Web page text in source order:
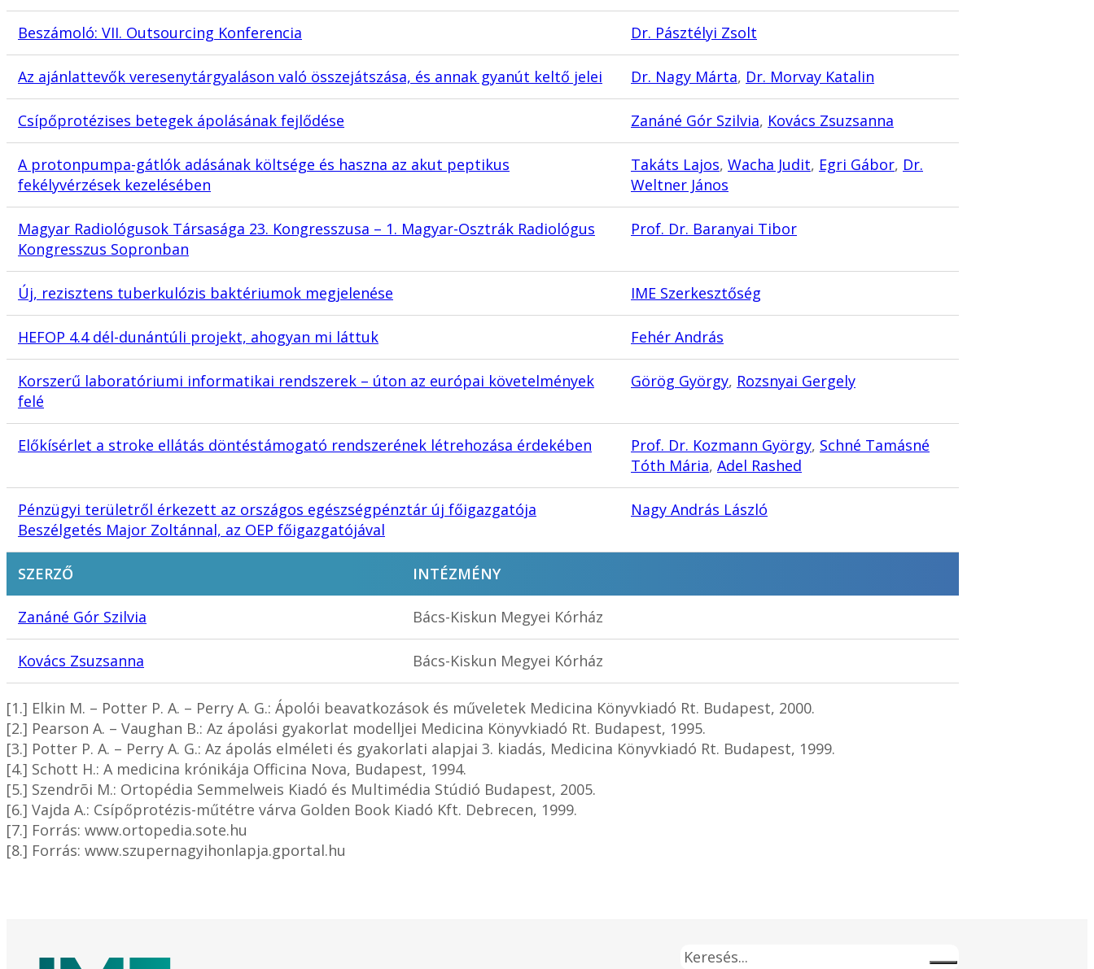
Beszámoló: VII. Outsourcing Konferencia Dr. Pásztélyi Zsolt
Az ajánlattevők veresenytárgyaláson való összejátszása, és annak gyanút keltő jelei Dr. Nagy Márta, Dr. Morvay Katalin
Csípőprotézises betegek ápolásának fejlődése Zanáné Gór Szilvia, Kovács Zsuzsanna
A protonpumpa-gátlók adásának költsége és haszna az akut peptikus
fekélyvérzések kezelésében
Takáts Lajos, Wacha Judit, Egri Gábor, Dr.
Weltner János
Magyar Radiológusok Társasága 23. Kongresszusa – 1. Magyar-Osztrák Radiológus
Kongresszus Sopronban
Prof. Dr. Baranyai Tibor
Új, rezisztens tuberkulózis baktériumok megjelenése IME Szerkesztőség
HEFOP 4.4 dél-dunántúli projekt, ahogyan mi láttuk Fehér András
Korszerű laboratóriumi informatikai rendszerek – úton az európai követelmények
felé
Görög György, Rozsnyai Gergely
Előkísérlet a stroke ellátás döntéstámogató rendszerének létrehozása érdekében Prof. Dr. Kozmann György, Schné Tamásné
Tóth Mária, Adel Rashed
Pénzügyi területről érkezett az országos egészségpénztár új főigazgatója
Beszélgetés Major Zoltánnal, az OEP főigazgatójával
Nagy András László
SZERZŐ INTÉZMÉNY
Zanáné Gór Szilvia Bács-Kiskun Megyei Kórház
Kovács Zsuzsanna Bács-Kiskun Megyei Kórház
[1.] Elkin M. – Potter P. A. – Perry A. G.: Ápolói beavatkozások és műveletek Medicina Könyvkiadó Rt. Budapest, 2000.
[2.] Pearson A. – Vaughan B.: Az ápolási gyakorlat modelljei Medicina Könyvkiadó Rt. Budapest, 1995.
[3.] Potter P. A. – Perry A. G.: Az ápolás elméleti és gyakorlati alapjai 3. kiadás, Medicina Könyvkiadó Rt. Budapest, 1999.
[4.] Schott H.: A medicina krónikája Officina Nova, Budapest, 1994.
[5.] Szendrõi M.: Ortopédia Semmelweis Kiadó és Multimédia Stúdió Budapest, 2005.
[6.] Vajda A.: Csípőprotézis-műtétre várva Golden Book Kiadó Kft. Debrecen, 1999.
[7.] Forrás: www.ortopedia.sote.hu
[8.] Forrás: www.szupernagyihonlapja.gportal.hu
Keresés